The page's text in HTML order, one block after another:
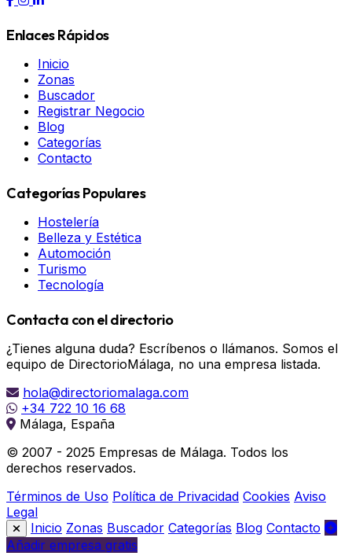
Enlaces Rápidos
Inicio
Zonas
Buscador
Registrar Negocio
Blog
Categorías
Contacto
Categorías Populares
Hostelería
Belleza y Estética
Automoción
Turismo
Tecnología
Contacta con el directorio
¿Tienes alguna duda? Escríbenos o llámanos. Somos el
equipo de DirectorioMálaga, no una empresa listada.
hola@directoriomalaga.com
+34 722 10 16 68
Málaga, España
© 2007 - 2025 Empresas de Málaga. Todos los
derechos reservados.
Términos de Uso Política de Privacidad Cookies Aviso
Legal
Inicio Zonas Buscador Categorías Blog Contacto
Añadir empresa gratis